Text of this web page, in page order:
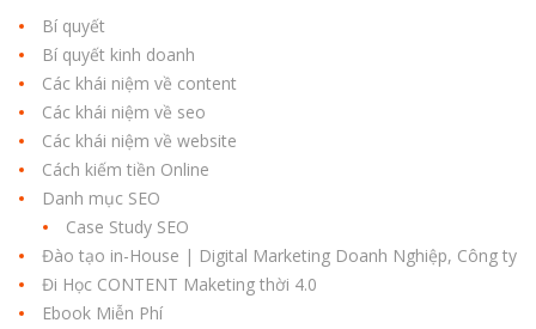
Bí quyết
Bí quyết kinh doanh
Các khái niệm về content
Các khái niệm về seo
Các khái niệm về website
Cách kiếm tiền Online
Danh mục SEO
Case Study SEO
Đào tạo in-House | Digital Marketing Doanh Nghiệp, Công ty
Đi Học CONTENT Maketing thời 4.0
Ebook Miễn Phí